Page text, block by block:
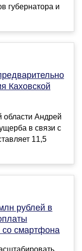
губернатора и
Каховской
области Андрей
в связи с
11,5
рублей в
со смартфона